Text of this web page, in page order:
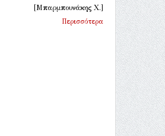
[Μπαρμπουνάκης Χ.]
Περισσότερα